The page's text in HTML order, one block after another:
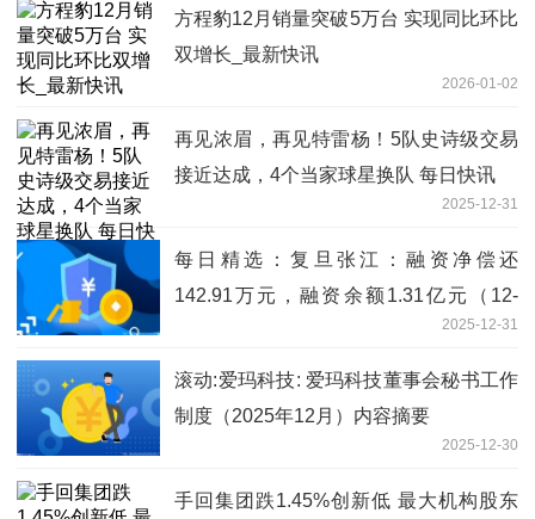
方程豹12月销量突破5万台 实现同比环比
双增长_最新快讯
2026-01-02
再见浓眉，再见特雷杨！5队史诗级交易
接近达成，4个当家球星换队 每日快讯
2025-12-31
每日精选：复旦张江：融资净偿还
142.91万元，融资余额1.31亿元（12-
2025-12-31
滚动:爱玛科技: 爱玛科技董事会秘书工作
制度（2025年12月）内容摘要
2025-12-30
手回集团跌1.45%创新低 最大机构股东